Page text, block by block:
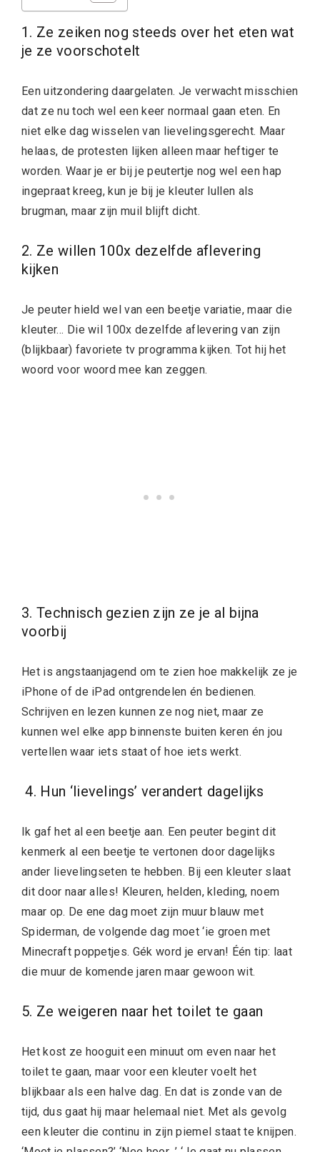
1. Ze zeiken nog steeds over het eten wat
je ze voorschotelt
Een uitzondering daargelaten. Je verwacht misschien
dat ze nu toch wel een keer normaal gaan eten. En
niet elke dag wisselen van lievelingsgerecht. Maar
helaas, de protesten lijken alleen maar heftiger te
worden. Waar je er bij je peutertje nog wel een hap
ingepraat kreeg, kun je bij je kleuter lullen als
brugman, maar zijn muil blijft dicht.
2. Ze willen 100x dezelfde aflevering
kijken
Je peuter hield wel van een beetje variatie, maar die
kleuter… Die wil 100x dezelfde aflevering van zijn
(blijkbaar) favoriete tv programma kijken. Tot hij het
woord voor woord mee kan zeggen.
3. Technisch gezien zijn ze je al bijna
voorbij
Het is angstaanjagend om te zien hoe makkelijk ze je
iPhone of de iPad ontgrendelen én bedienen.
Schrijven en lezen kunnen ze nog niet, maar ze
kunnen wel elke app binnenste buiten keren én jou
vertellen waar iets staat of hoe iets werkt.
4. Hun ‘lievelings’ verandert dagelijks
Ik gaf het al een beetje aan. Een peuter begint dit
kenmerk al een beetje te vertonen door dagelijks
ander lievelingseten te hebben. Bij een kleuter slaat
dit door naar alles! Kleuren, helden, kleding, noem
maar op. De ene dag moet zijn muur blauw met
Spiderman, de volgende dag moet ‘ie groen met
Minecraft poppetjes. Gék word je ervan! Één tip: laat
die muur de komende jaren maar gewoon wit.
5. Ze weigeren naar het toilet te gaan
Het kost ze hooguit een minuut om even naar het
toilet te gaan, maar voor een kleuter voelt het
blijkbaar als een halve dag. En dat is zonde van de
tijd, dus gaat hij maar helemaal niet. Met als gevolg
een kleuter die continu in zijn piemel staat te knijpen.